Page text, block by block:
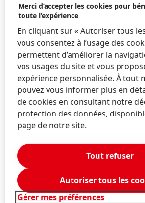
la région Amérique du Nord ont
hausse par rapport la même
En Europe de l'Ouest les ventes ont
un environnement compétitif où la
très forte.
Lerésultat d'exploitation ajusté
d'activité Laundry & Home Care a
augmentation à deux chiffres (+11
265 millions d'EUR. À 17,9 %, la
ajustée a été inférieure au niveau
les acquisitions conclues en 2016.
la rentabilité des ventes ajustée a
augmenté. Le résultat
8,0 %, passant de 211 millions
d'EUR.
Merci d’accepter les cookies pour
toute l’expérience
En cliquant sur « Autoriser tous
vous consentez à l’usage des
permettent d’améliorer la
vos usages du site et vous
expérience personnalisée. À tout
pouvez vous informer plus en
de cookies en consultant notre
protection des données,
page de notre site.
Gérer mes préférences
Tout refuser
Autoriser tous les